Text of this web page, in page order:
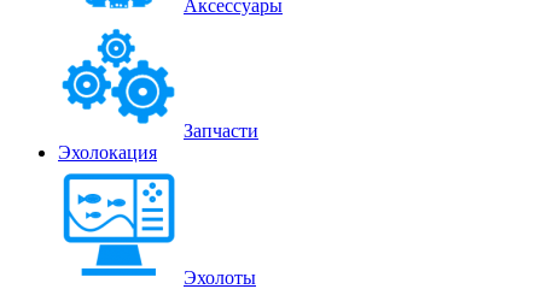
Аксессуары
Запчасти
Эхолокация
Эхолоты